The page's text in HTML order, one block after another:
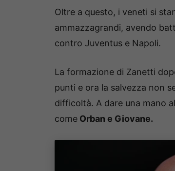
Oltre a questo, i veneti si
ammazzagrandi, avendo
contro Juventus e Napoli.
La formazione di Zanetti
punti e ora la salvezza non
difficoltà. A dare una mano
come Orban e Giovane.